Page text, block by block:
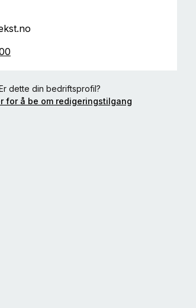
dette din bedriftsprofil?
for å be om redigeringstilgang